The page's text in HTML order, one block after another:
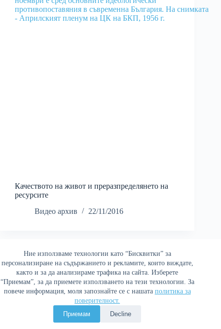
Ние използваме технологии като “Бисквитки” за
персонализиране на съдържанието и рекламите, които виждате,
както и за да анализираме трафика на сайта. Изберете
“Приемам”, за да приемете използването на тези технологии. За
повече информация, моля запознайте се с нашата политика за
поверителност.
Приемам
Decline
Качеството на живот и преразпределянето на
ресурсите
Видео архив
22/11/2016
Политика за поверителност
Copyright © 2026 Война и мир. Сайтът е оптимизиран от